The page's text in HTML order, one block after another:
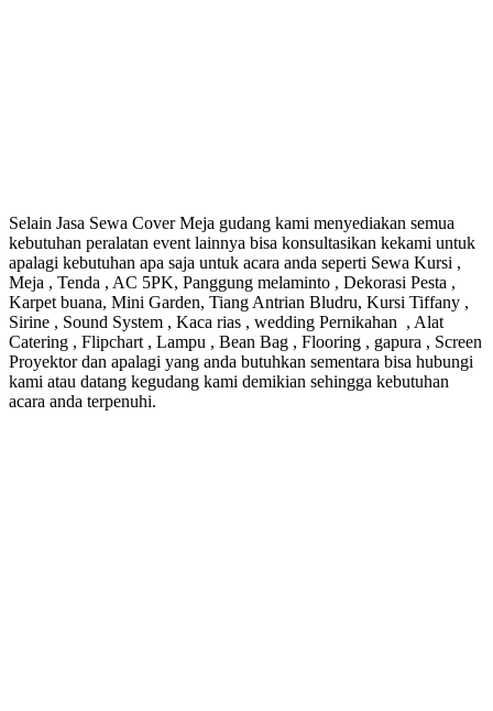
Selain Jasa Sewa Cover Meja gudang kami menyediakan semua
kebutuhan peralatan event lainnya bisa konsultasikan kekami untuk
apalagi kebutuhan apa saja untuk acara anda seperti Sewa Kursi ,
Meja , Tenda , AC 5PK, Panggung melaminto , Dekorasi Pesta ,
Karpet buana, Mini Garden, Tiang Antrian Bludru, Kursi Tiffany ,
Sirine , Sound System , Kaca rias , wedding Pernikahan , Alat
Catering , Flipchart , Lampu , Bean Bag , Flooring , gapura , Screen
Proyektor dan apalagi yang anda butuhkan sementara bisa hubungi
kami atau datang kegudang kami demikian sehingga kebutuhan
acara anda terpenuhi.